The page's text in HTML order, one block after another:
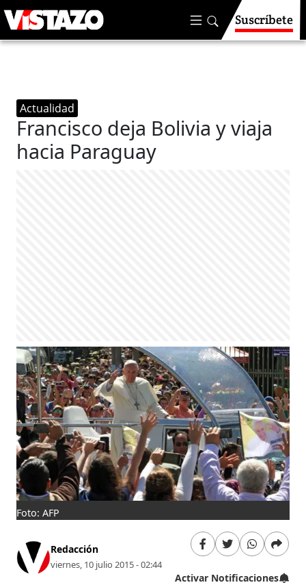
Suscríbete
Actualidad
Francisco deja Bolivia y viaja
hacia Paraguay
Foto: AFP
Redacción
viernes, 10 julio 2015 - 02:44
Activar Notificaciones